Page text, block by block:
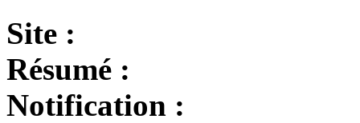
Site :
Résumé :
Notification :